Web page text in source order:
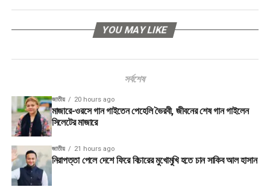
YOU MAY LIKE
সর্বশেষ
জাতীয় 20 hours ago
মাজারে-ওরসে গান গাইতেন পেহেলি ভৈরবী, জীবনের শেষ গান গাইলেন
সিলেটের মাজারে
জাতীয় 21 hours ago
নিরাপত্তা পেলে দেশে ফিরে বিচারের মুখোমুখি হতে চান সাকিব আল হাসান